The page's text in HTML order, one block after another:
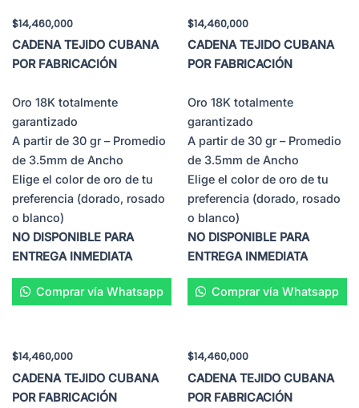
$14,460,000
CADENA TEJIDO CUBANA
POR FABRICACIÓN
Oro 18K totalmente
garantizado
A partir de 30 gr – Promedio
de 3.5mm de Ancho
Elige el color de oro de tu
preferencia (dorado, rosado
o blanco)
NO DISPONIBLE PARA
ENTREGA INMEDIATA
Comprar vía Whatsapp
$14,460,000
CADENA TEJIDO CUBANA
POR FABRICACIÓN
Oro 18K totalmente
garantizado
A partir de 30 gr – Promedio
de 3.5mm de Ancho
Elige el color de oro de tu
preferencia (dorado, rosado
o blanco)
NO DISPONIBLE PARA
ENTREGA INMEDIATA
Comprar vía Whatsapp
$14,460,000
CADENA TEJIDO CUBANA
POR FABRICACIÓN
$14,460,000
CADENA TEJIDO CUBANA
POR FABRICACIÓN